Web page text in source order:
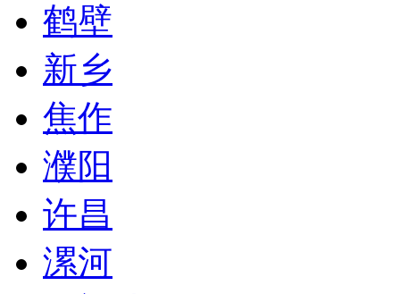
鹤壁
新乡
焦作
濮阳
许昌
漯河